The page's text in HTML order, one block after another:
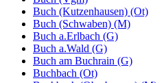
Buch (Kutzenhausen) (Ot)
Buch (Schwaben) (M)
Buch a.Erlbach (G)
Buch a.Wald (G)
Buch am Buchrain (G)
Buchbach (Ot)